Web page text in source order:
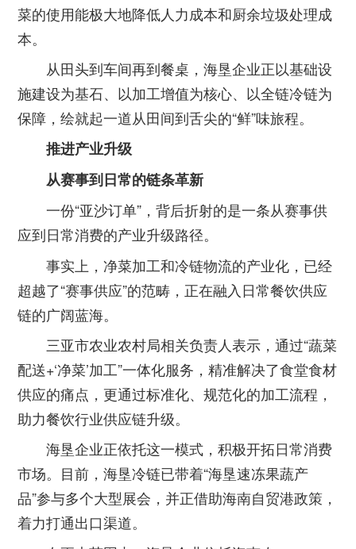
菜的使用能极大地降低人力成本和厨余垃圾处理成
本。
从田头到车间再到餐桌，海垦企业正以基础设
施建设为基石、以加工增值为核心、以全链冷链为
保障，绘就起一道从田间到舌尖的“鲜”味旅程。
推进产业升级
从赛事到日常的链条革新
一份“亚沙订单”，背后折射的是一条从赛事供
应到日常消费的产业升级路径。
事实上，净菜加工和冷链物流的产业化，已经
超越了“赛事供应”的范畴，正在融入日常餐饮供应
链的广阔蓝海。
三亚市农业农村局相关负责人表示，通过“蔬菜
配送+‘净菜’加工”一体化服务，精准解决了食堂食材
供应的痛点，更通过标准化、规范化的加工流程，
助力餐饮行业供应链升级。
海垦企业正依托这一模式，积极开拓日常消费
市场。目前，海垦冷链已带着“海垦速冻果蔬产
品”参与多个大型展会，并正借助海南自贸港政策，
着力打通出口渠道。